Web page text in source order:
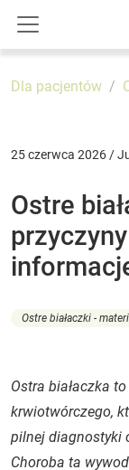
Dla pacjentów
25 czerwca 2026 /
Ostre
Ostre białaczki -
Ostra białaczka
krwiotwórczego,
pilnej diagnostyki
Choroba ta